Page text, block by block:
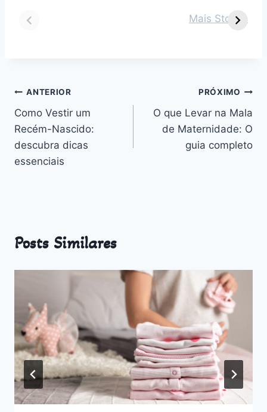
Mais Stories
seu bebê de 2
sobre Parto
Navegação
de
Post
ANTERIOR
Como Vestir um
Recém-Nascido:
descubra dicas
essenciais
PRÓXIMO
O que Levar na Mala
de Maternidade: O
guia completo
Posts Similares